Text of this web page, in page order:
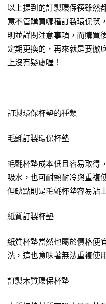
以上提到的訂製環保筷雖然
意不管購買哪種訂製環保筷
明並詳閱注意事項，而購買
定期更換的，再來就是要徹
上沒有疑慮喔！
訂製環保杯墊的種類
毛氈訂製環保杯墊
毛氈杯墊成本低且容易取得
吸水，也可耐熱耐冷與重複
但缺點則是毛氈杯墊容易沾
紙質訂製杯墊
紙質杯墊當然也屬於價格便
洗，這也意味著無法重複使
訂製木質環保杯墊